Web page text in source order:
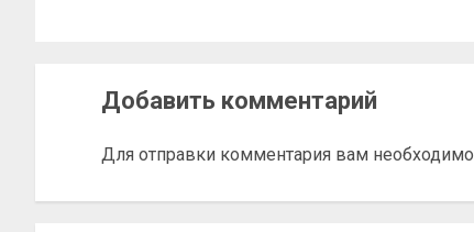
Добавить комментарий
Для отправки комментария вам необходимо